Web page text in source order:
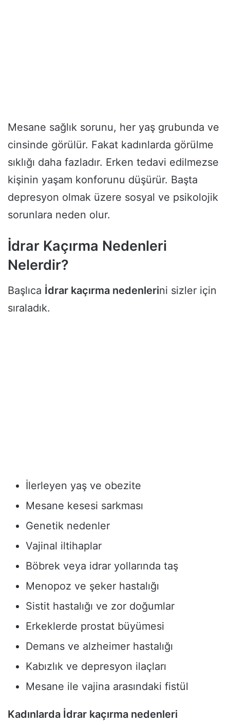
Mesane sağlık sorunu, her yaş grubunda ve
cinsinde görülür. Fakat kadınlarda görülme
sıklığı daha fazladır. Erken tedavi edilmezse
kişinin yaşam konforunu düşürür. Başta
depresyon olmak üzere sosyal ve psikolojik
sorunlara neden olur.
İdrar Kaçırma Nedenleri
Nelerdir?
Başlıca İdrar kaçırma nedenlerini sizler için
sıraladık.
İlerleyen yaş ve obezite
Mesane kesesi sarkması
Genetik nedenler
Vajinal iltihaplar
Böbrek veya idrar yollarında taş
Menopoz ve şeker hastalığı
Sistit hastalığı ve zor doğumlar
Erkeklerde prostat büyümesi
Demans ve alzheimer hastalığı
Kabızlık ve depresyon ilaçları
Mesane ile vajina arasındaki fistül
Kadınlarda İdrar kaçırma nedenleri